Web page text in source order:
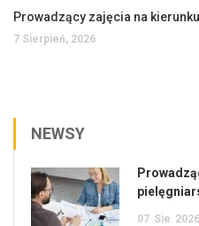
Prowadzący zajęcia na
7 Sierpień, 2026
NEWSY
07 Sie 2026